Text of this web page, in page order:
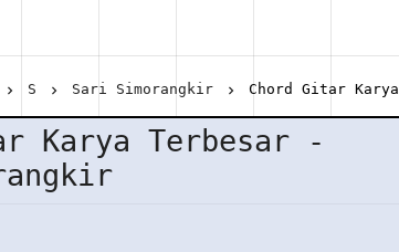
S Sari Simorangkir Chord Gitar Karya Terbesar - Sari Simorangkir
Karya Terbesar -